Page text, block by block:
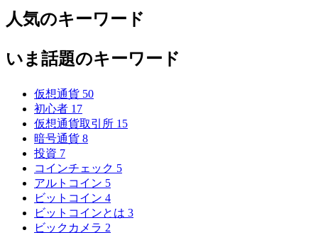
人気のキーワード
いま話題のキーワード
仮想通貨 50
初心者 17
仮想通貨取引所 15
暗号通貨 8
投資 7
コインチェック 5
アルトコイン 5
ビットコイン 4
ビットコインとは 3
ビックカメラ 2